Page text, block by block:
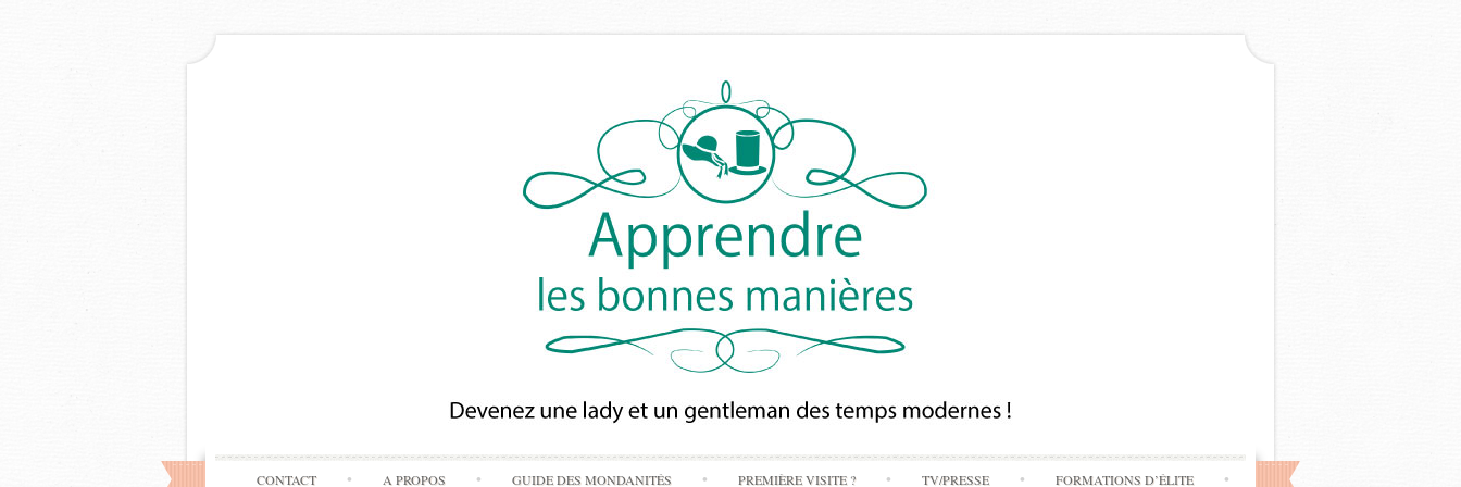
Skip
CONTACT A PROPOS GUIDE DES MONDANITÉS PREMIÈRE VISITE ? TV/PRESSE FORMATIONS D’ÉLITE